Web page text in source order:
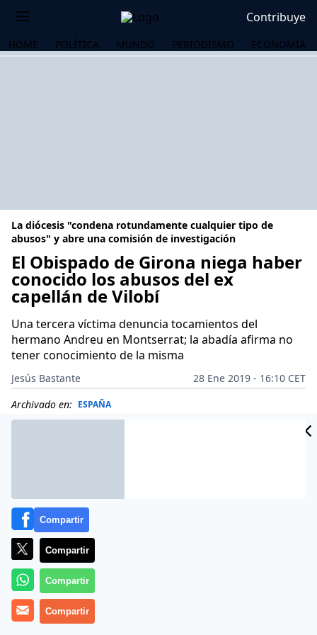
Contribuye
HOME POLÍTICA MUNDO PERIODISMO ECONOMÍA
La diócesis "condena rotundamente cualquier tipo de
abusos" y abre una comisión de investigación
El Obispado de Girona niega haber
conocido los abusos del ex
capellán de Vilobí
Una tercera víctima denuncia tocamientos del
hermano Andreu en Montserrat; la abadía afirma no
tener conocimiento de la misma
Jesús Bastante
28 Ene 2019 - 16:10 CET
Archivado en: ESPAÑA
Compartir
Compartir
Compartir
Compartir